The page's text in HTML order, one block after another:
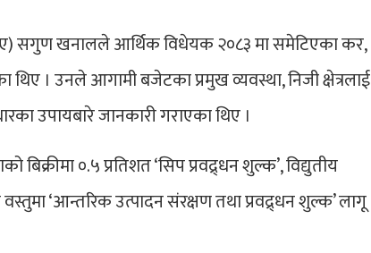
सगुण खनालले आर्थिक विधेयक २०८३ मा समेटिएका कर,
थिए । उनले आगामी बजेटका प्रमुख व्यवस्था, निजी क्षेत्रलाई
उपायबारे जानकारी गराएका थिए ।
०.५ प्रतिशत ‘सिप प्रवद्र्धन शुल्क’, विद्युतीय
‘आन्तरिक उत्पादन संरक्षण तथा प्रवद्र्धन शुल्क’ लागू